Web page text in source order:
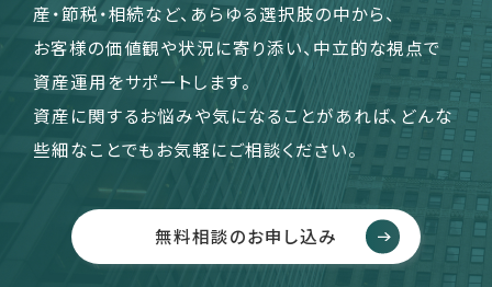
産・節税・相続など、あらゆる選択肢の中から、
お客様の価値観や状況に寄り添い、中立的な視点で
資産運用をサポートします。
資産に関するお悩みや気になることがあれば、どんな
些細なことでもお気軽にご相談ください。
無料相談のお申し込み